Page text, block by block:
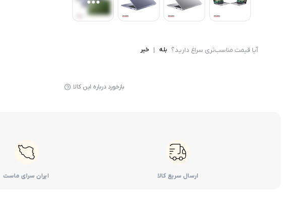
آیا قیمت مناسب‌تری سراغ دارید؟ بله | خیر
بازخورد درباره این کالا
ارسال سریع کالا ایران سرای ماست